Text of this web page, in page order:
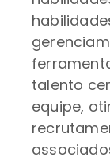
talento
equipe,